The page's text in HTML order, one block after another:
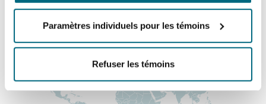
Paramètres individuels pour les témoins
Refuser les témoins
Satellites et espace
Responsabilité du fabricant
produits
Assurance biens
County
The St Botolph Building
Régions couvertes